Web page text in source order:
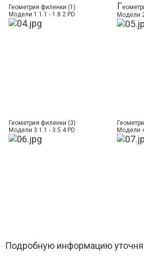
Геометрия филенки (1)
Модели 1.1.1 - 1.8.2 PD
Г
Модели
Геометрия филенки (3)
Модели 3.1.1 - 3.5.4 PD
Модели
Подробную информацию